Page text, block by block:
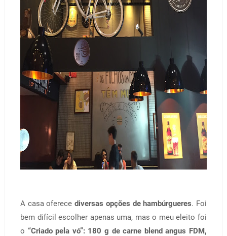
A casa oferecediversas opções de hambúrgueres. Foi
bem difícil escolher apenas uma, mas o meu eleito foi
o “Criado pela vó”: 180 g de carne blend angus FDM,